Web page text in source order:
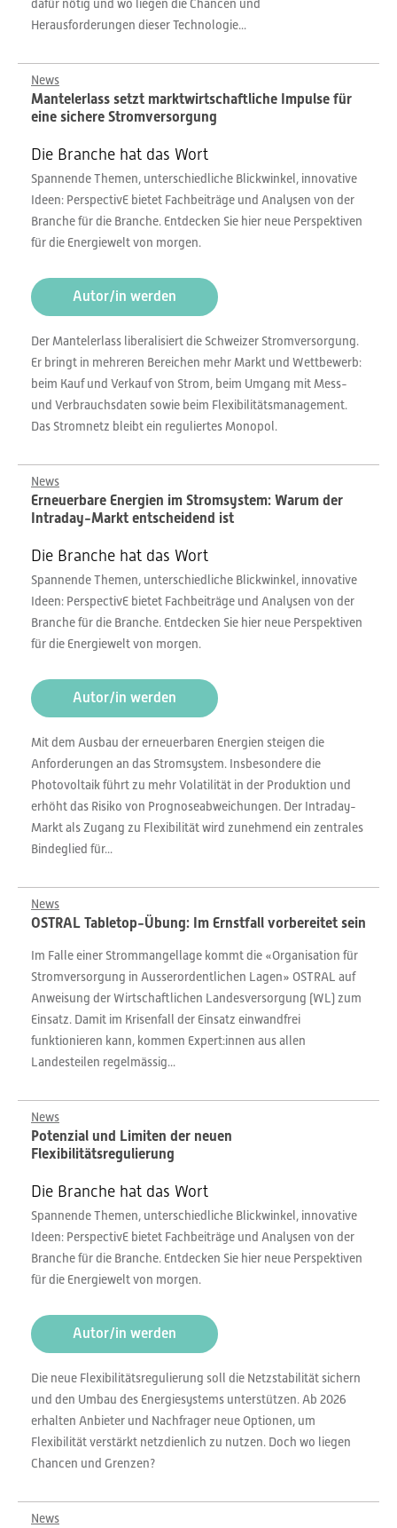
dafür nötig und wo liegen die Chancen und
Herausforderungen dieser Technologie...
News
Mantelerlass setzt marktwirtschaftliche Impulse für
eine sichere Stromversorgung
Die Branche hat das Wort
Spannende Themen, unterschiedliche Blickwinkel, innovative
Ideen: PerspectivE bietet Fachbeiträge und Analysen von der
Branche für die Branche. Entdecken Sie hier neue Perspektiven
für die Energiewelt von morgen.
Autor/in werden
Der Mantelerlass liberalisiert die Schweizer Stromversorgung.
Er bringt in mehreren Bereichen mehr Markt und Wettbewerb:
beim Kauf und Verkauf von Strom, beim Umgang mit Mess-
und Verbrauchsdaten sowie beim Flexibilitätsmanagement.
Das Stromnetz bleibt ein reguliertes Monopol.
News
Erneuerbare Energien im Stromsystem: Warum der
Intraday-Markt entscheidend ist
Die Branche hat das Wort
Spannende Themen, unterschiedliche Blickwinkel, innovative
Ideen: PerspectivE bietet Fachbeiträge und Analysen von der
Branche für die Branche. Entdecken Sie hier neue Perspektiven
für die Energiewelt von morgen.
Autor/in werden
Mit dem Ausbau der erneuerbaren Energien steigen die
Anforderungen an das Stromsystem. Insbesondere die
Photovoltaik führt zu mehr Volatilität in der Produktion und
erhöht das Risiko von Prognoseabweichungen. Der Intraday-
Markt als Zugang zu Flexibilität wird zunehmend ein zentrales
Bindeglied für...
News
OSTRAL Tabletop-Übung: Im Ernstfall vorbereitet sein
Im Falle einer Strommangellage kommt die «Organisation für
Stromversorgung in Ausserordentlichen Lagen» OSTRAL auf
Anweisung der Wirtschaftlichen Landesversorgung (WL) zum
Einsatz. Damit im Krisenfall der Einsatz einwandfrei
funktionieren kann, kommen Expert:innen aus allen
Landesteilen regelmässig...
News
Potenzial und Limiten der neuen
Flexibilitätsregulierung
Die Branche hat das Wort
Spannende Themen, unterschiedliche Blickwinkel, innovative
Ideen: PerspectivE bietet Fachbeiträge und Analysen von der
Branche für die Branche. Entdecken Sie hier neue Perspektiven
für die Energiewelt von morgen.
Autor/in werden
Die neue Flexibilitätsregulierung soll die Netzstabilität sichern
und den Umbau des Energiesystems unterstützen. Ab 2026
erhalten Anbieter und Nachfrager neue Optionen, um
Flexibilität verstärkt netzdienlich zu nutzen. Doch wo liegen
Chancen und Grenzen?
News